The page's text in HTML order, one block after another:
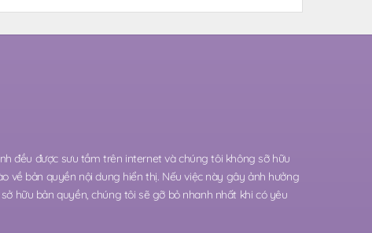
đều được sưu tầm trên internet và chúng tôi không sỡ hữu
về bản quyền nội dung hiển thị. Nếu việc này gây ảnh hưởng
hữu bản quyền, chúng tôi sẽ gỡ bỏ nhanh nhất khi có yêu